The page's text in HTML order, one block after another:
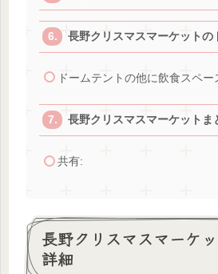
長野クリスマスマーケットの
ドームテントの他に飲食スペー
長野クリスマスマーケットま
共有:
長野クリスマスマーケ
詳細